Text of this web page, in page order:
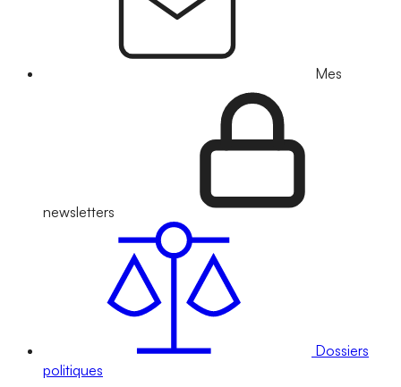
Mes
newsletters
Dossiers
politiques